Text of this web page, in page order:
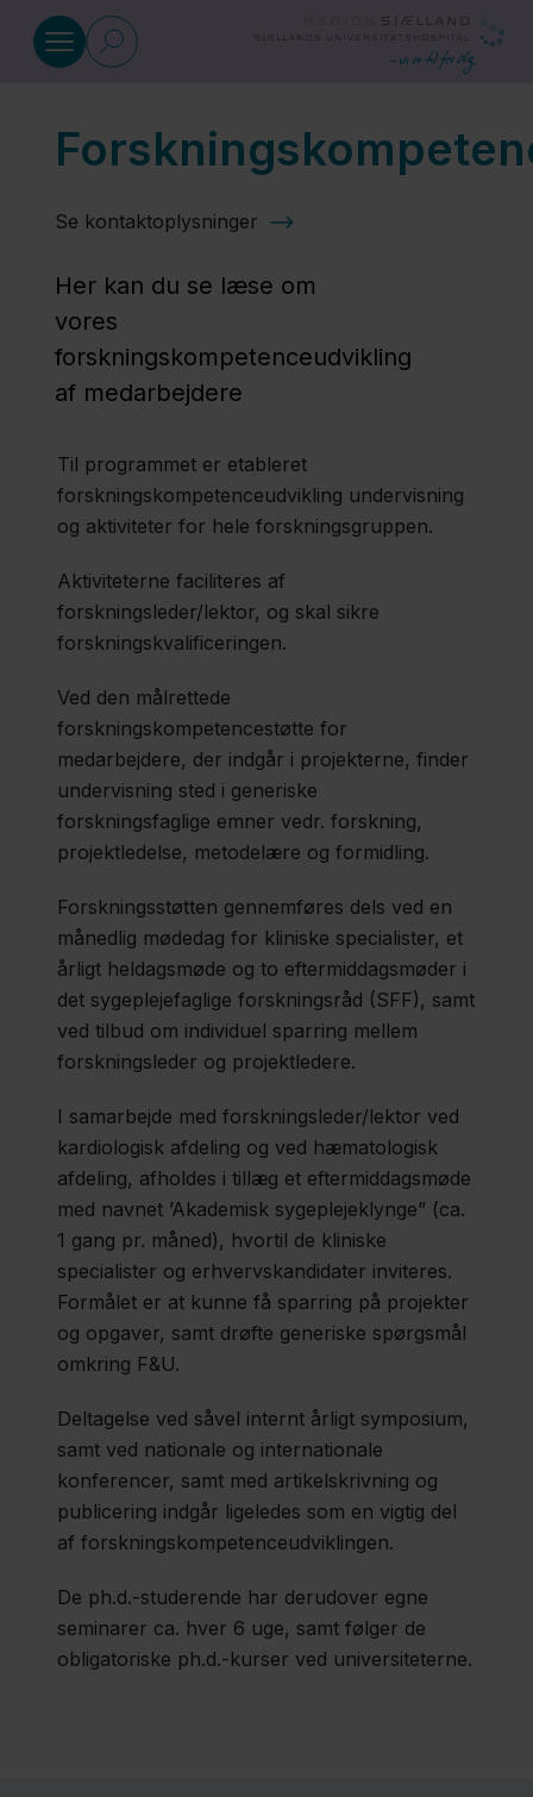
Sygeplejefagligt
Publikationer
Sygeplejefagligt
forskningsprogram
Projekter
Forskningskompetenceudvikling
TEKS
Nationalt og
internationalt
Region
Sjælland
Nyheder
Fagfolk
Kontakt
Se kontaktoplysninger
Her kan du se læse om
vores
forskningskompetenceudvikling
af medarbejdere
Til programmet er etableret
forskningskompetenceudvikling undervisning
og aktiviteter for hele forskningsgruppen.
Aktiviteterne faciliteres af
forskningsleder/lektor, og skal sikre
forskningskvalificeringen.
Ved den målrettede
forskningskompetencestøtte for
medarbejdere, der indgår i projekterne, finder
undervisning sted i generiske
forskningsfaglige emner vedr. forskning,
projektledelse, metodelære og formidling.
Forskningsstøtten gennemføres dels ved en
månedlig mødedag for kliniske specialister, et
årligt heldagsmøde og to eftermiddagsmøder i
det sygeplejefaglige forskningsråd (SFF), samt
ved tilbud om individuel sparring mellem
forskningsleder og projektledere.
I samarbejde med forskningsleder/lektor ved
kardiologisk afdeling og ved hæmatologisk
afdeling, afholdes i tillæg et eftermiddagsmøde
med navnet ’Akademisk sygeplejeklynge” (ca.
1 gang pr. måned), hvortil de kliniske
specialister og erhvervskandidater inviteres.
Formålet er at kunne få sparring på projekter
og opgaver, samt drøfte generiske spørgsmål
omkring F&U.
Deltagelse ved såvel internt årligt symposium,
samt ved nationale og internationale
konferencer, samt med artikelskrivning og
publicering indgår ligeledes som en vigtig del
af forskningskompetenceudviklingen.
De ph.d.-studerende har derudover egne
seminarer ca. hver 6 uge, samt følger de
obligatoriske ph.d.-kurser ved universiteterne.